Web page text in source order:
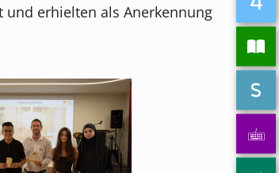
und erhielten als Anerkennung